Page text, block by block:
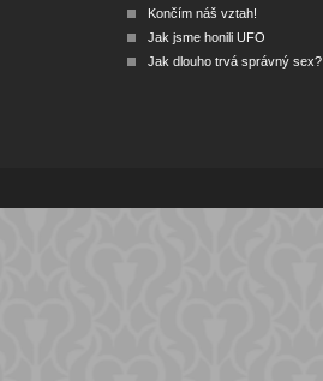
Končím náš vztah!
Jak jsme honili UFO
Jak dlouho trvá správný sex?